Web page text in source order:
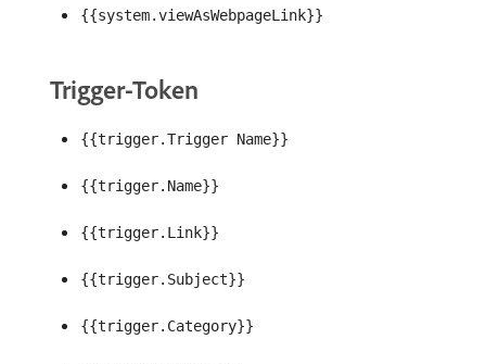
{{system.viewAsWebpageLink}}
Trigger-Token
{{trigger.Trigger Name}}
{{trigger.Name}}
{{trigger.Link}}
{{trigger.Subject}}
{{trigger.Category}}